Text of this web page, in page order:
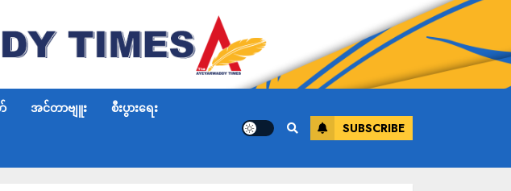
အင်တာဗျူး စီးပွားရေး
SUBSCRIBE